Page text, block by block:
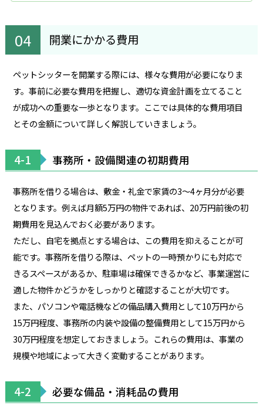
開業にかかる費用
ペットシッターを開業する際には、様々な費用が必要になりま
す。事前に必要な費用を把握し、適切な資金計画を立てること
が成功への重要な一歩となります。ここでは具体的な費用項目
とその金額について詳しく解説していきましょう。
4-1 事務所・設備関連の初期費用
事務所を借りる場合は、敷金・礼金で家賃の3〜4ヶ月分が必要
となります。例えば月額5万円の物件であれば、20万円前後の初
期費用を見込んでおく必要があります。
ただし、自宅を拠点とする場合は、この費用を抑えることが可
能です。事務所を借りる際は、ペットの一時預かりにも対応で
きるスペースがあるか、駐車場は確保できるかなど、事業運営に
適した物件かどうかをしっかりと確認することが大切です。
また、パソコンや電話機などの備品購入費用として10万円から
15万円程度、事務所の内装や設備の整備費用として15万円から
30万円程度を想定しておきましょう。これらの費用は、事業の
規模や地域によって大きく変動することがあります。
4-2 必要な備品・消耗品の費用